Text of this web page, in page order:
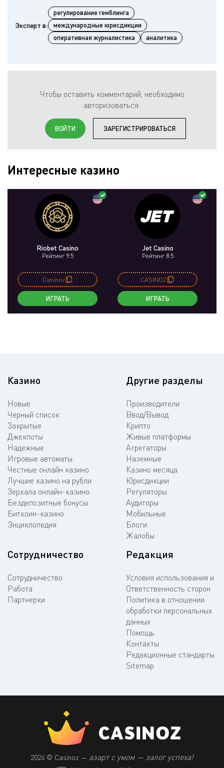
Эксперт в:
регулирование гемблинга
международные юрисдикции
оперативная журналистика
аналитика
Чтобы оставить комментарий, необходимо
авторизоваться:
ВОЙТИ ЗАРЕГИСТРИРОВАТЬСЯ
Интересные казино
Riobet Casino
Рейтинг 9.5
Casinoz
ИГРАТЬ
Jet Casino
Рейтинг 8.5
CASINOZ
ИГРАТЬ
Казино
Новые
Черный список
Закрытые
Джекпоты
Надежные
Игровые автоматы
Честные онлайн казино
Лучшие казино на рубли
Зеркала онлайн-казино
Бездепозитные бонусы
Биткоин-казино
Энциклопедия
Другие разделы
Производители
Ввод/Вывод
Крипто
Живые платформы
Агрегаторы
Наземные
Казино месяца
Юрисдикции
Регуляторы
Аудиторы
Мобильные
Блоги
Жалобы
Сотрудничество
Сотрудничество
Работа
Партнерки
Редакция
Условия использования и
Ответственность сторон
Политика в отношении
обработки персональных
данных
Помощь
Контакты
Редакционные стандарты
Sitemap
2026 © Casinoz — азарт с умом — залог успеха!